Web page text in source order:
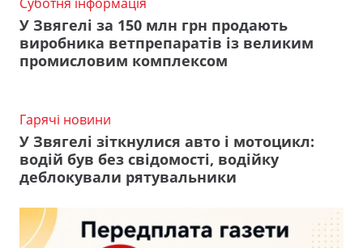
У Звягелі за 150 млн грн продають
виробника ветпрепаратів із великим
промисловим комплексом
Гарячі новини
У Звягелі зіткнулися авто і мотоцикл:
водій був без свідомості, водійку
деблокували рятувальники